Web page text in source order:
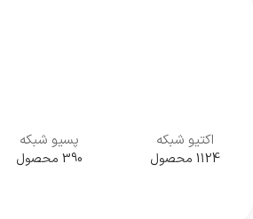
اکتیو شبکه
1124 محصول
پسیو شبکه
390 محصول